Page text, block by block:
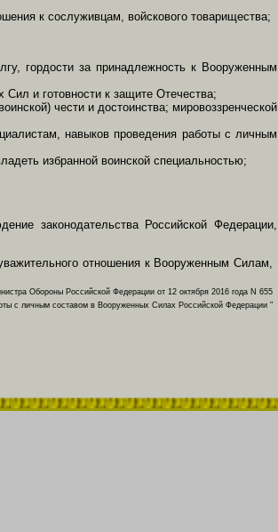
к сослуживцам, войскового товарищества;
гордости за принадлежность к Вооруженным
и готовности к защите Отечества;
чести и достоинства; мировоззренческой
навыков проведения работы с личным
избранной воинской специальностью;
законодательства Российской Федерации,
отношения к Вооруженным Силам,
Обороны Российской Федерации от 12 октября 2016 года N 655
с личным составом в Вооруженных Силах Российской Федерации "